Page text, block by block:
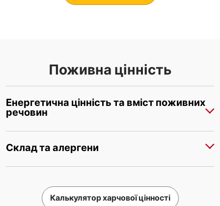
Поживна цінність
Енергетична цінність та вміст поживних
речовин
Склад та алергени
Калькулятор харчової цінності